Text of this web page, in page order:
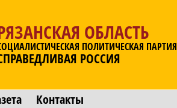
ОБЛАСТЬ
ПОЛИТИЧЕСКАЯ ПАРТИЯ
РОССИЯ
Контакты